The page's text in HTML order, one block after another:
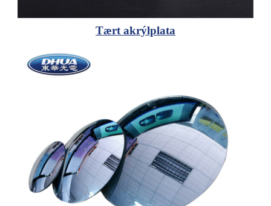
Tært akrýlplata